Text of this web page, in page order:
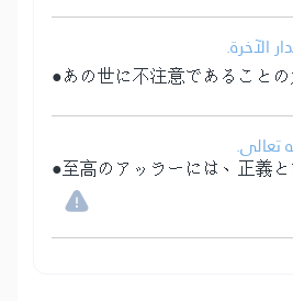
الآخرة.
●あの世に不注意であることの
تعالى.
●至高のアッラーには、正義